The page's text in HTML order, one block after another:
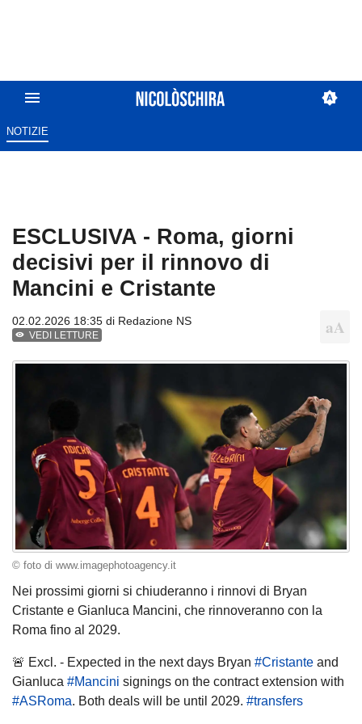
NOTIZIE
ESCLUSIVA - Roma, giorni
decisivi per il rinnovo di
Mancini e Cristante
02.02.2026 18:35 di Redazione NS
VEDI LETTURE
© foto di www.imagephotoagency.it
Nei prossimi giorni si chiuderanno i rinnovi di Bryan
Cristante e Gianluca Mancini, che rinnoveranno con la
Roma fino al 2029.
🚨 Excl. - Expected in the next days Bryan #Cristante and
Gianluca #Mancini signings on the contract extension with
#ASRoma. Both deals will be until 2029. #transfers